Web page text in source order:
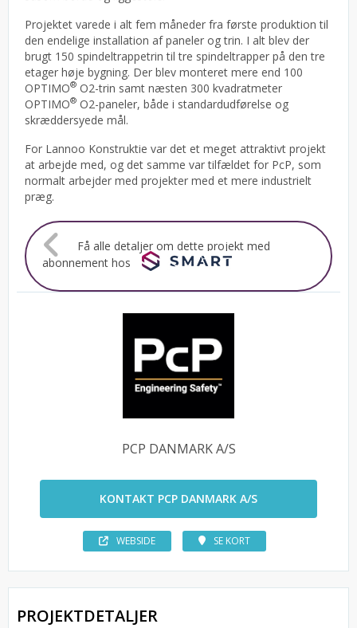
Projektet varede i alt fem måneder fra første produktion til
den endelige installation af paneler og trin. I alt blev der
brugt 150 spindeltrappetrin til tre spindeltrapper på den tre
etager høje bygning. Der blev monteret mere end 100
OPTIMO® O2-trin samt næsten 300 kvadratmeter
OPTIMO® O2-paneler, både i standardudførelse og
skræddersyede mål.
For Lannoo Konstruktie var det et meget attraktivt projekt
at arbejde med, og det samme var tilfældet for PcP, som
normalt arbejder med projekter med et mere industrielt
præg.
Få alle detaljer om dette projekt med
abonnement hos
PCP DANMARK A/S
KONTAKT PCP DANMARK A/S
WEBSIDE SE KORT
PROJEKTDETALJER